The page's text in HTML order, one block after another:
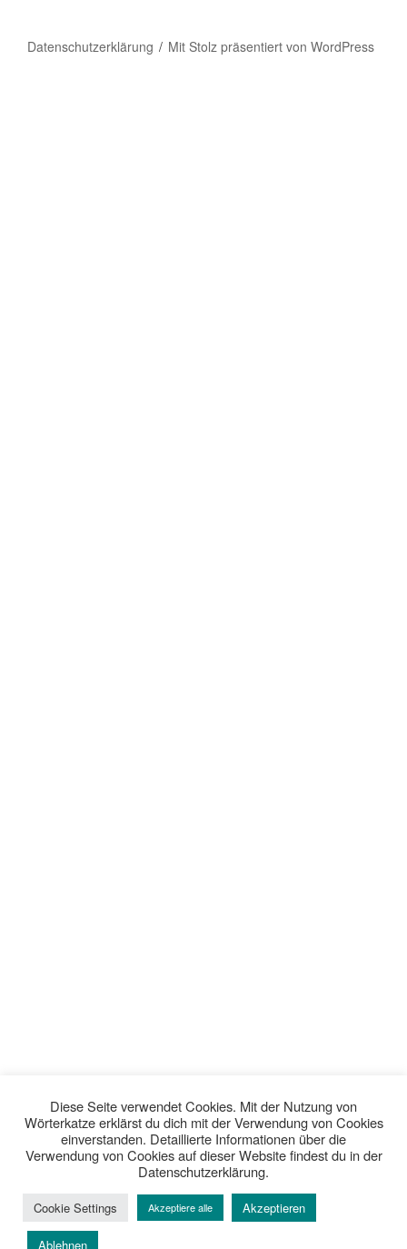
Datenschutzerklärung Mit Stolz präsentiert von WordPress
Diese Seite verwendet Cookies. Mit der Nutzung von
Wörterkatze erklärst du dich mit der Verwendung von Cookies
einverstanden. Detaillierte Informationen über die
Verwendung von Cookies auf dieser Website findest du in der
Datenschutzerklärung.
Cookie Settings Akzeptiere alle Akzeptieren
Ablehnen